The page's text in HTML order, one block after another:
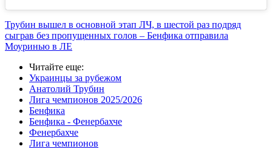
Трубин вышел в основной этап ЛЧ, в шестой раз подряд
сыграв без пропущенных голов – Бенфика отправила
Моуринью в ЛЕ
Читайте еще:
Украинцы за рубежом
Анатолий Трубин
Лига чемпионов 2025/2026
Бенфика
Бенфика - Фенербахче
Фенербахче
Лига чемпионов